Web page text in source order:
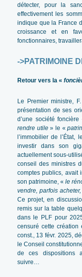
détecter, pour la
effectivement les
indique que la France
croissance et en
fonctionnaires,
->PATRIMOINE
Retour vers la «
Le Premier ministre,
présentation de ses
d’une société
rendre utile» le «
l’immobilier de
investir dans son
actuellement sous-
conseil des ministres
comptes publics, avait
son patrimoine, « le
vendre, parfois
Ce projet, en
remis sur la table
dans le PLF pour
censuré cette
const., 13 févr. 2025,
le Conseil
de ces dispositions
suivre…